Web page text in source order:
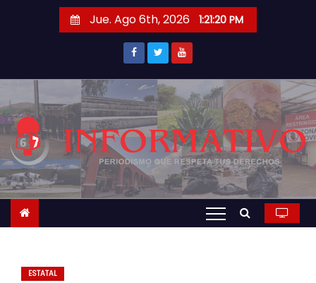
r
a
c
o
t
Jue. Ago 6th, 2026 1:21:20 PM
ESTATAL